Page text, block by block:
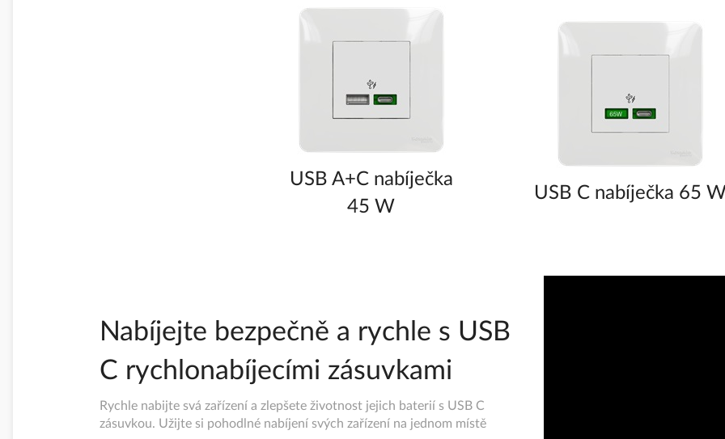
USB A+C nabíječka
45 W
USB C nabíječka 65
Nabíjejte bezpečně a rychle s USB
C rychlonabíjecími zásuvkami
Rychle nabijte svá zařízení a zlepšete životnost jejich baterií s USB C
zásuvkou. Užijte si pohodlné nabíjení svých zařízení na jednom místě